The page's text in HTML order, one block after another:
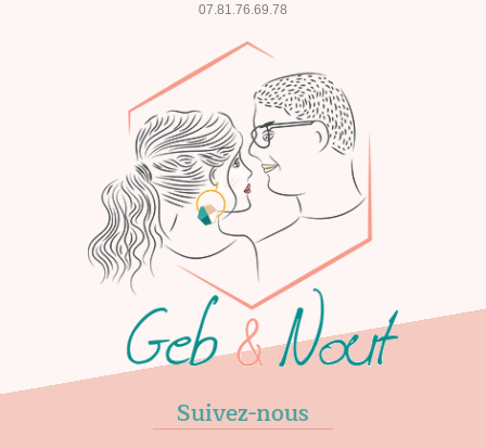
07.81.76.69.78
Suivez-nous